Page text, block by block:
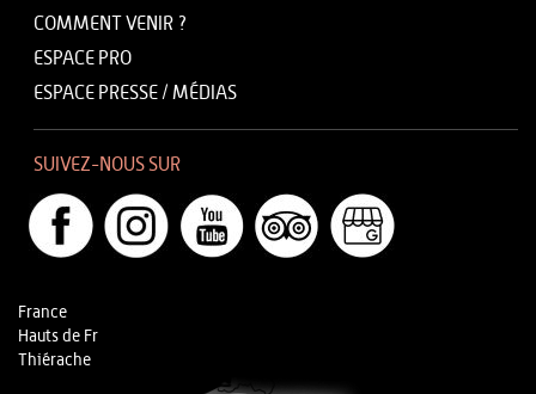
COMMENT VENIR ?
ESPACE PRO
ESPACE PRESSE / MÉDIAS
SUIVEZ-NOUS SUR
France
Hauts de Fr
Thiérache